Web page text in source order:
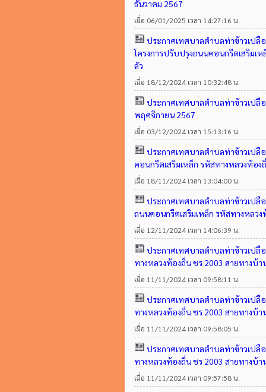
ธันวาคม 2567
เมื่อ 06/01/2025 เวลา 14:27:16 น.
ประกาศเทศบาลตำบลท่าข้าวเปลื
โครงการปรับปรุงถนนคอนกรีตเสริมเ
ลัว
เมื่อ 18/12/2024 เวลา 10:32:48 น.
ประกาศเทศบาลตำบลท่าข้าวเปลือ
พฤศจิกายน 2567
เมื่อ 03/12/2024 เวลา 15:13:16 น.
ประกาศเทศบาลตำบลท่าข้าวเปลือ
คอนกรีตเสริมเหล็ก รหัสทางหลวงท้อ
เมื่อ 18/11/2024 เวลา 13:04:00 น.
ประกาศเทศบาลตำบลท่าข้าวเปลือ
ถนนคอนกรีตเสริมเหล็ก รหัสทางหลว
เมื่อ 12/11/2024 เวลา 14:06:39 น.
ประกาศเทศบาลตำบลท่าข้าวเปลื
ทางหลวงท้องถิ่น ชร 2003 สายทางบ้
เมื่อ 11/11/2024 เวลา 09:58:11 น.
ประกาศเทศบาลตำบลท่าข้าวเปลื
ทางหลวงท้องถิ่น ชร 2003 สายทางบ้
เมื่อ 11/11/2024 เวลา 09:58:05 น.
ประกาศเทศบาลตำบลท่าข้าวเปลื
ทางหลวงท้องถิ่น ชร 2003 สายทางบ้
เมื่อ 11/11/2024 เวลา 09:57:58 น.